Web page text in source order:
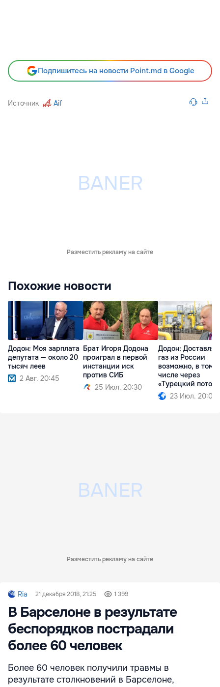
Подпишитесь на новости Point.md в Google
Источник Aif
Разместить рекламу на сайте
Похожие новости
Додон: Моя зарплата
депутата — около 20
тысяч леев
2 Авг. 20:45
Брат Игоря Додона
проиграл в первой
инстанции иск
против СИБ
25 Июл. 20:30
Додон:
газ из России
возможно, в том
числе через
«Турецкий поток»
23 Июл. 20:09
Разместить рекламу на сайте
Ria 21 декабря 2018, 21:25 1 399
В Барселоне в результате
беспорядков пострадали
более 60 человек
Более 60 человек получили травмы в
результате столкновений в Барселоне,